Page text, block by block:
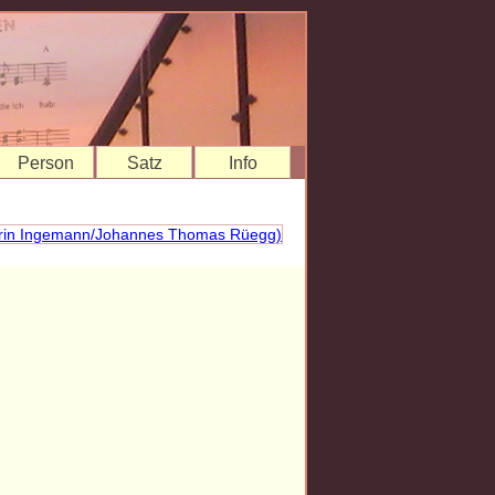
Person Satz Info